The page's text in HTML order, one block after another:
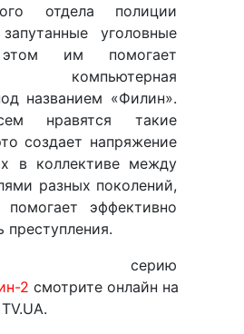
отдела полиции
уголовные
им помогает
компьютерная
названием «Филин».
нравятся такие
создает напряжение
в коллективе между
разных поколений,
эффективно
преступления.
2 смотрите онлайн на